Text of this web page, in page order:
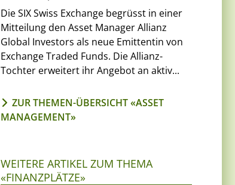
Die SIX Swiss Exchange begrüsst in einer
Mitteilung den Asset Manager Allianz
Global Investors als neue Emittentin von
Exchange Traded Funds. Die Allianz-
Tochter erweitert ihr Angebot an aktiv...
ZUR THEMEN-ÜBERSICHT «ASSET
MANAGEMENT»
WEITERE ARTIKEL ZUM THEMA
«FINANZPLÄTZE»